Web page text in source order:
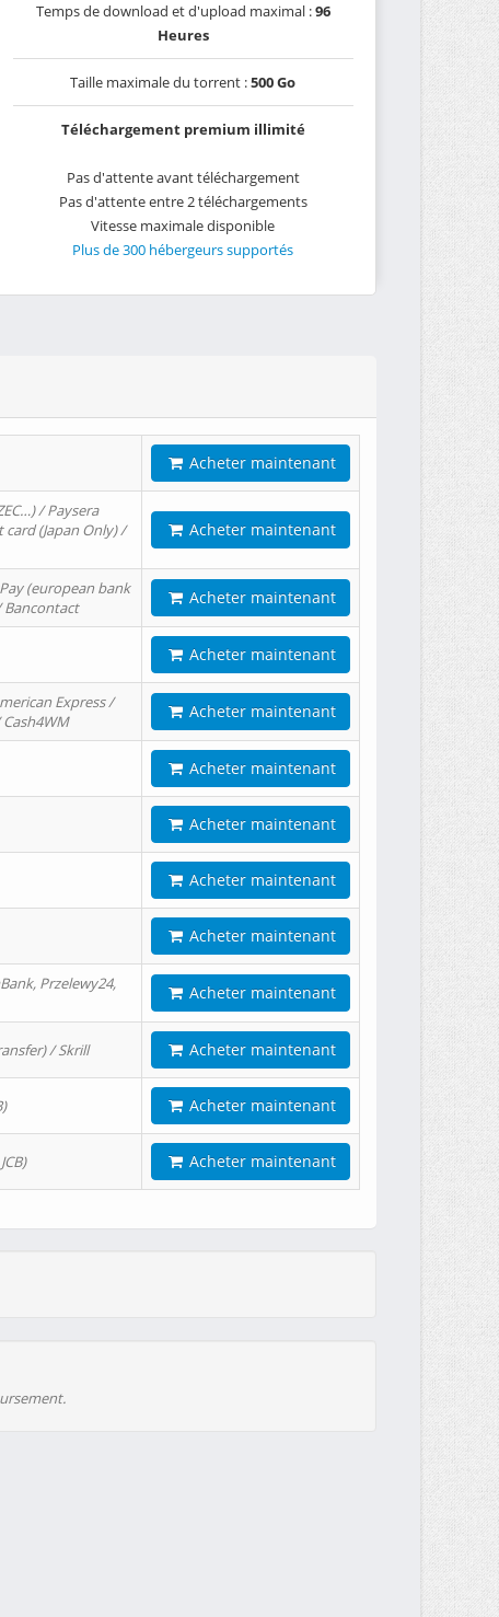
Temps de download et d'upload maximal :96
Heures
Taille maximale du torrent :500 Go
Téléchargement premium illimité
Pas d'attente avant téléchargement
Pas d'attente entre 2 téléchargements
Vitesse maximale disponible
Plus de 300 hébergeurs supportés
Acheter maintenant
/ Paysera
(Japan Only) /
Acheter maintenant
(european bank
Bancontact
Acheter maintenant
Acheter maintenant
Express /
Acheter maintenant
Acheter maintenant
Acheter maintenant
Acheter maintenant
Acheter maintenant
Przelewy24,
Acheter maintenant
/ Skrill Acheter maintenant
Acheter maintenant
Acheter maintenant